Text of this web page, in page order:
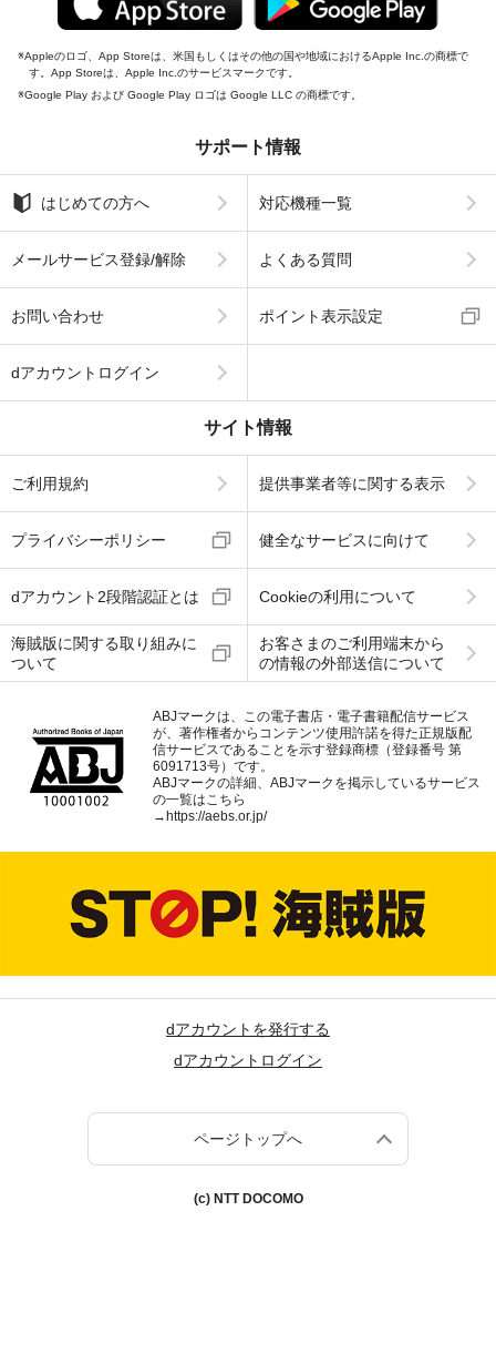
Appleのロゴ、App Storeは、米国もしくはその他の国や地域におけるApple Inc.の商標で
す。App Storeは、Apple Inc.のサービスマークです。
Google Play および Google Play ロゴは Google LLC の商標です。
サポート情報
はじめての方へ 対応機種一覧
メールサービス登録/解除 よくある質問
お問い合わせ ポイント表示設定
dアカウントログイン
サイト情報
ご利用規約 提供事業者等に関する表示
プライバシーポリシー 健全なサービスに向けて
dアカウント2段階認証とは Cookieの利用について
海賊版に関する取り組みに
ついて
お客さまのご利用端末から
の情報の外部送信について
ABJマークは、この電子書店・電子書籍配信サービス
が、著作権者からコンテンツ使用許諾を得た正規版配
信サービスであることを示す登録商標（登録番号 第
6091713号）です。
ABJマークの詳細、ABJマークを掲示しているサービス
の一覧はこちら
→ https://aebs.or.jp/
dアカウントを発行する
dアカウントログイン
ページトップへ
(c) NTT DOCOMO